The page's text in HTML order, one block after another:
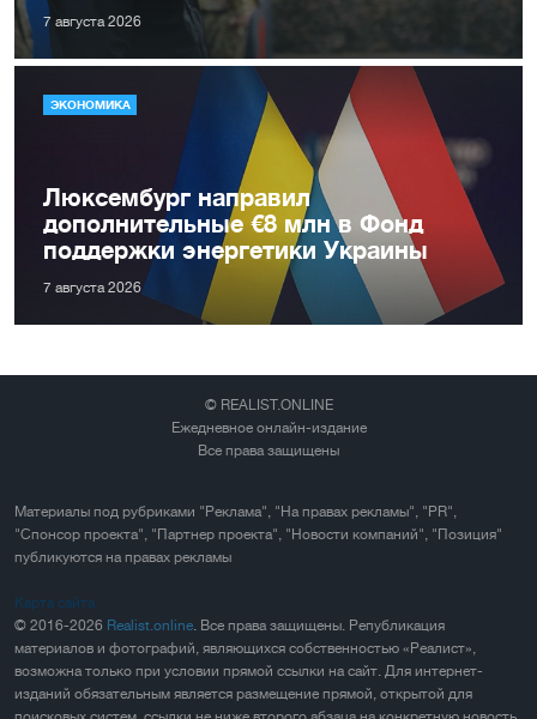
7 августа 2026
ЭКОНОМИКА
Люксембург направил
дополнительные €8 млн в Фонд
поддержки энергетики Украины
7 августа 2026
© REALIST.ONLINE
Ежедневное онлайн-издание
Все права защищены
Материалы под рубриками "Реклама", "На правах рекламы", "PR",
"Спонсор проекта", "Партнер проекта", "Новости компаний", "Позиция"
публикуются на правах рекламы
Карта сайта
© 2016-2026 Realist.online. Все права защищены. Републикация
материалов и фотографий, являющихся собственностью «Реалист»,
возможна только при условии прямой ссылки на сайт. Для интернет-
изданий обязательным является размещение прямой, открытой для